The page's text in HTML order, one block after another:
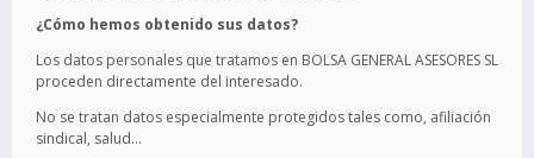
¿Cómo hemos obtenido sus datos?
Los datos personales que tratamos en BOLSA GENERAL ASESORES SL
proceden directamente del interesado.
No se tratan datos especialmente protegidos tales como, afiliación
sindical, salud…